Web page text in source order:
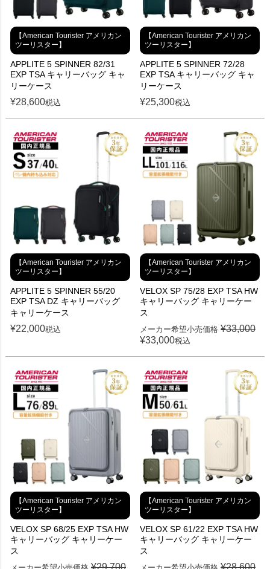
【American Tourister アメリカン
ツーリスター】
APPLITE 5 SPINNER 82/31
EXP TSA キャリーバッグ キャ
リーケース
¥28,600税込
【American Tourister アメリカン
ツーリスター】
APPLITE 5 SPINNER 72/28
EXP TSA キャリーバッグ キャ
リーケース
¥25,300税込
【American Tourister アメリカン
ツーリスター】
APPLITE 5 SPINNER 55/20
EXP TSA DZ キャリーバッグ
キャリーケース
¥22,000税込
【American Tourister アメリカン
ツーリスター】
VELOX SP 75/28 EXP TSA HW
キャリーバッグ キャリーケー
ス
メーカー希望小売価格 ¥33,000
¥33,000税込
【American Tourister アメリカン
ツーリスター】
VELOX SP 68/25 EXP TSA HW
キャリーバッグ キャリーケー
ス
¥29,700
【American Tourister アメリカン
ツーリスター】
VELOX SP 61/22 EXP TSA HW
キャリーバッグ キャリーケー
ス
¥28,600